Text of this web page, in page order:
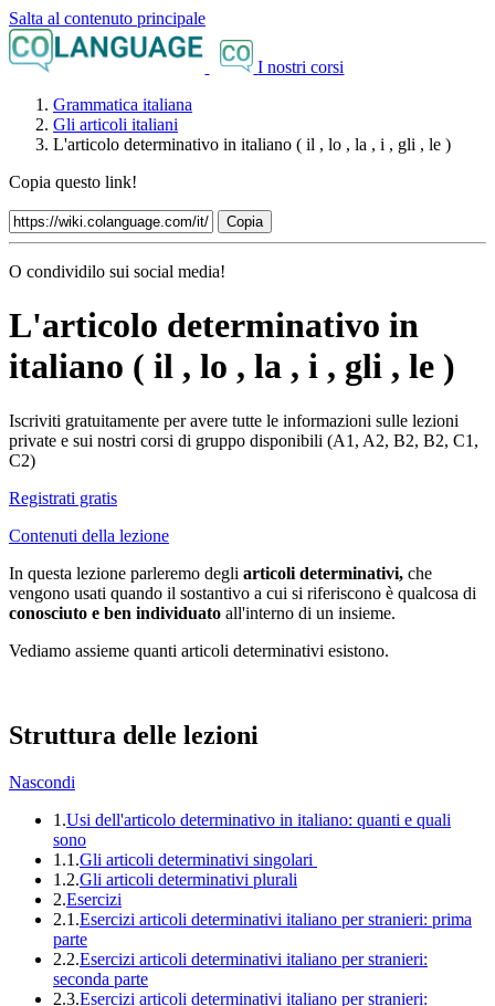
Salta al contenuto principale
I nostri corsi
Grammatica italiana
Gli articoli italiani
L'articolo determinativo in italiano ( il , lo , la , i , gli , le )
Copia questo link!
Copia
O condividilo sui social media!
L'articolo determinativo in
italiano ( il , lo , la , i , gli , le )
Iscriviti gratuitamente per avere tutte le informazioni sulle lezioni
private e sui nostri corsi di gruppo disponibili (A1, A2, B2, B2, C1,
C2)
Registrati gratis
Contenuti della lezione
In questa lezione parleremo degli articoli determinativi, che
vengono usati quando il sostantivo a cui si riferiscono è qualcosa di
conosciuto e ben individuato all'interno di un insieme.
Vediamo assieme quanti articoli determinativi esistono.
Struttura delle lezioni
Nascondi
1.Usi dell'articolo determinativo in italiano: quanti e quali
sono
1.1.Gli articoli determinativi singolari
1.2.Gli articoli determinativi plurali
2.Esercizi
2.1.Esercizi articoli determinativi italiano per stranieri: prima
parte
2.2.Esercizi articoli determinativi italiano per stranieri:
seconda parte
2.3.Esercizi articoli determinativi italiano per stranieri: